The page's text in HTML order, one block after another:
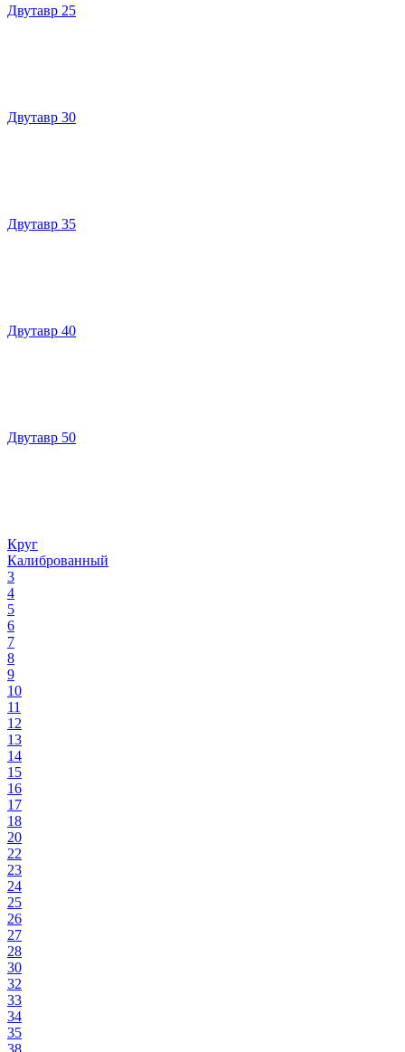
Двутавр 25
Двутавр 30
Двутавр 35
Двутавр 40
Двутавр 50
Круг
Калиброванный
3
4
5
6
7
8
9
10
11
12
13
14
15
16
17
18
20
22
23
24
25
26
27
28
30
32
33
34
35
38